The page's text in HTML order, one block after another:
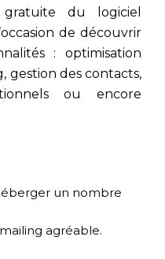
du logiciel
de découvrir
: optimisation
gestion des contacts,
ou encore
un nombre
agréable.